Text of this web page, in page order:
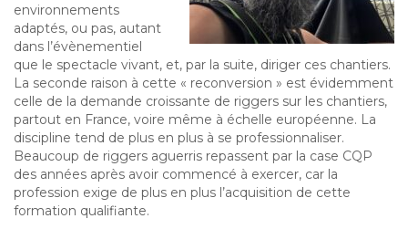
environnements
adaptés, ou pas, autant
dans l’évènementiel
que le spectacle vivant, et, par la suite, diriger ces chantiers.
La seconde raison à cette « reconversion » est évidemment
celle de la demande croissante de riggers sur les chantiers,
partout en France, voire même à échelle européenne. La
discipline tend de plus en plus à se professionnaliser.
Beaucoup de riggers aguerris repassent par la case CQP
des années après avoir commencé à exercer, car la
profession exige de plus en plus l’acquisition de cette
formation qualifiante.